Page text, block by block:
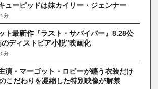
ーピッドは妹カイリー・ジェンナー
分
ト最新作『ラスト・サバイバー』8.28公
ディストピア小説”映画化
分
演・マーゴット・ロビーが纏う衣装だけ
こだわりを凝縮した特別映像が解禁